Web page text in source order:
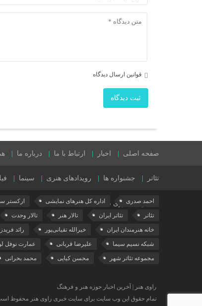
قوانین ارسال دیدگاه
ثبت دیدگاه
صفحه اصلی اخبار ارتباط با ما درباره ما
تئاتر جشنواره ها رویدادهای هنری سینما
نمایش های روی صحنه
احمد صدری اداره کل هنرهای نمایشی ارکستر
تئاتر تئاتر ایران تالار هنر تالار وحدت
خانه هنرمندان ایران خیرالله تقیانی‌پور رائد
شبکه نسیم سیما علیرضا قربانی عمارت نوفل
مجموعه تئاتر شهر محسن کیایی محمد بحرانی
راوی هنر | آخرین اخبار حوزه هنر و فرهنگ
تمام حقوق این وب سایت برای سایت خبری راوی هنر محفوظ